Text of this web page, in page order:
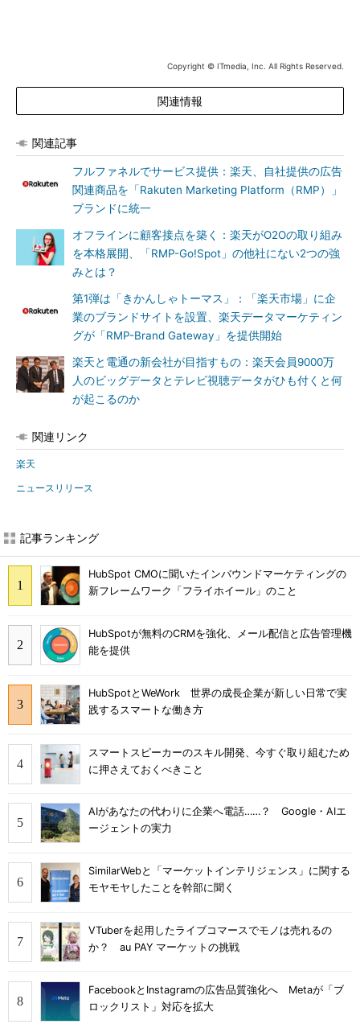
Copyright © ITmedia, Inc. All Rights Reserved.
関連情報
関連記事
フルファネルでサービス提供：楽天、自社提供の広告
関連商品を「Rakuten Marketing Platform（RMP）」
ブランドに統一
オフラインに顧客接点を築く：楽天がO2Oの取り組み
を本格展開、「RMP-Go!Spot」の他社にない2つの強
みとは？
第1弾は「きかんしゃトーマス」：「楽天市場」に企
業のブランドサイトを設置、楽天データマーケティン
グが「RMP-Brand Gateway」を提供開始
楽天と電通の新会社が目指すもの：楽天会員9000万
人のビッグデータとテレビ視聴データがひも付くと何
が起こるのか
関連リンク
楽天
ニュースリリース
記事ランキング
HubSpot CMOに聞いたインバウンドマーケティングの
新フレームワーク「フライホイール」のこと
HubSpotが無料のCRMを強化、メール配信と広告管理機
能を提供
HubSpotとWeWork 世界の成長企業が新しい日常で実
践するスマートな働き方
スマートスピーカーのスキル開発、今すぐ取り組むため
に押さえておくべきこと
AIがあなたの代わりに企業へ電話……？ Google・AIエ
ージェントの実力
SimilarWebと「マーケットインテリジェンス」に関する
モヤモヤしたことを幹部に聞く
VTuberを起用したライブコマースでモノは売れるの
か？ au PAY マーケットの挑戦
FacebookとInstagramの広告品質強化へ Metaが「ブ
ロックリスト」対応を拡大